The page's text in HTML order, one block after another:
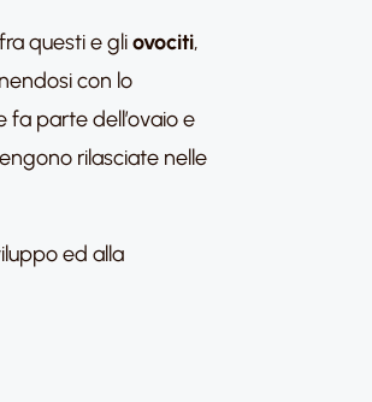
questi e gliovociti,
con lo
fa parte dell’ovaio e
rilasciate nelle
ed alla